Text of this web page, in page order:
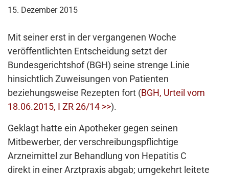
15. Dezember 2015
Mit seiner erst in der vergangenen Woche
veröffentlichten Entscheidung setzt der
Bundesgerichtshof (BGH) seine strenge Linie
hinsichtlich Zuweisungen von Patienten
beziehungsweise Rezepten fort (BGH, Urteil vom
18.06.2015, I ZR 26/14 >>).
Geklagt hatte ein Apotheker gegen seinen
Mitbewerber, der verschreibungspflichtige
Arzneimittel zur Behandlung von Hepatitis C
direkt in einer Arztpraxis abgab; umgekehrt leitete